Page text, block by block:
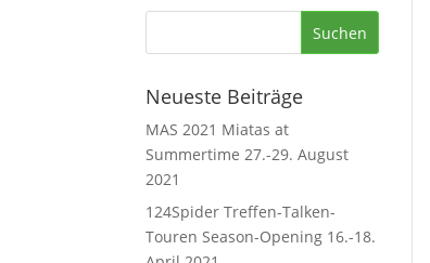
Neueste Beiträge
MAS 2021 Miatas at
Summertime 27.-29. August
2021
124Spider Treffen-Talken-
Touren Season-Opening 16.-18.